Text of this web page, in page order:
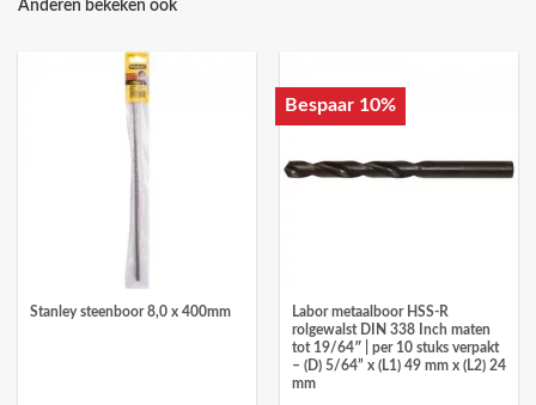
Anderen bekeken ook
Stanley steenboor 8,0 x 400mm
Bespaar 10%
Labor metaalboor HSS-R
rolgewalst DIN 338 Inch maten
tot 19/64″ | per 10 stuks verpakt
– (D) 5/64” x (L1) 49 mm x (L2) 24
mm